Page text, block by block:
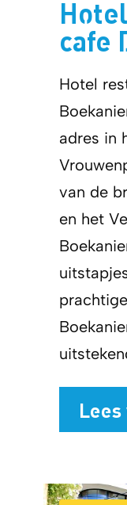
cafe
Hotel
adres in
van de
en het